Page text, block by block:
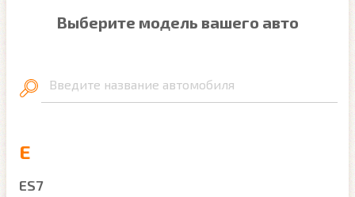
Выберите модель вашего авто
Введите название автомобиля
E
ES7